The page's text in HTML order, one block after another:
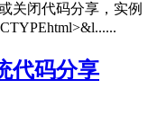
关闭代码分享，实例
代码分享